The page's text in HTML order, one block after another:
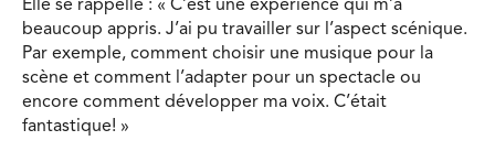
Elle se rappelle : « C’est une expérience qui m’a
beaucoup appris. J’ai pu travailler sur l’aspect scénique.
Par exemple, comment choisir une musique pour la
scène et comment l’adapter pour un spectacle ou
encore comment développer ma voix. C’était
fantastique! »